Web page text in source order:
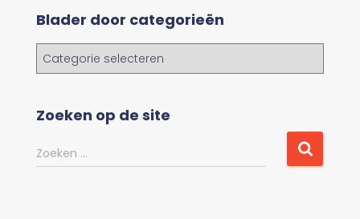
Blader door categorieën
l
e
d
Zoeken op de site
Z
o
Zoeken …